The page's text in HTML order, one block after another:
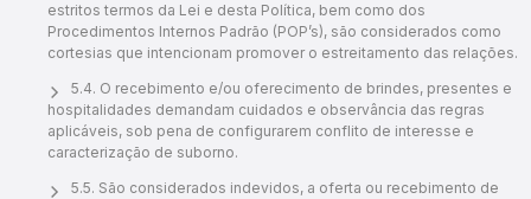
estritos termos da Lei e desta Política, bem como dos
Procedimentos Internos Padrão (POP’s), são considerados como
cortesias que intencionam promover o estreitamento das relações.
5.4. O recebimento e/ou oferecimento de brindes, presentes e
hospitalidades demandam cuidados e observância das regras
aplicáveis, sob pena de configurarem conflito de interesse e
caracterização de suborno.
5.5. São considerados indevidos, a oferta ou recebimento de